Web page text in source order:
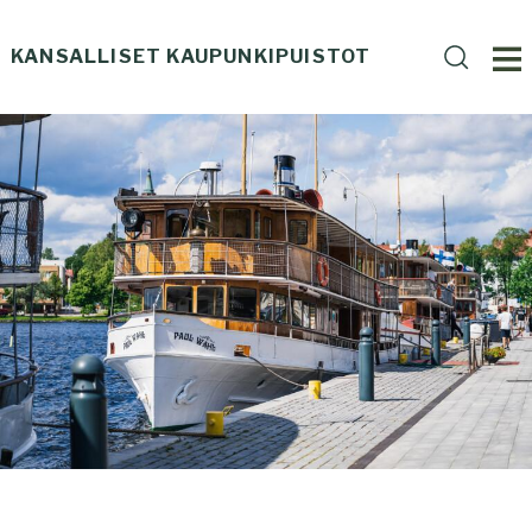
toKANSALLISET KAUPUNKIPUISTOT Haku
Haku